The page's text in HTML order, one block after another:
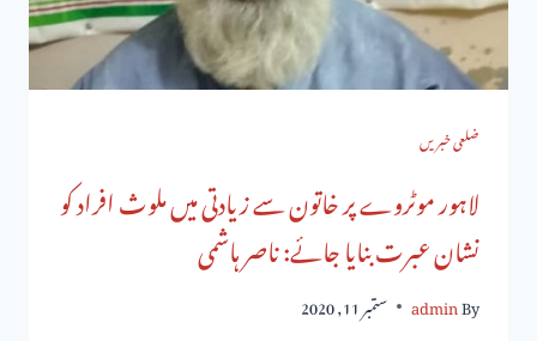
ضلعی خبریں
لاہور موٹروے پر خاتون سے زیادتی میں ملوث افراد کو
نشان عبرت بنایا جائے: ناصر ہاشمی
By
admin ستمبر 11, 2020